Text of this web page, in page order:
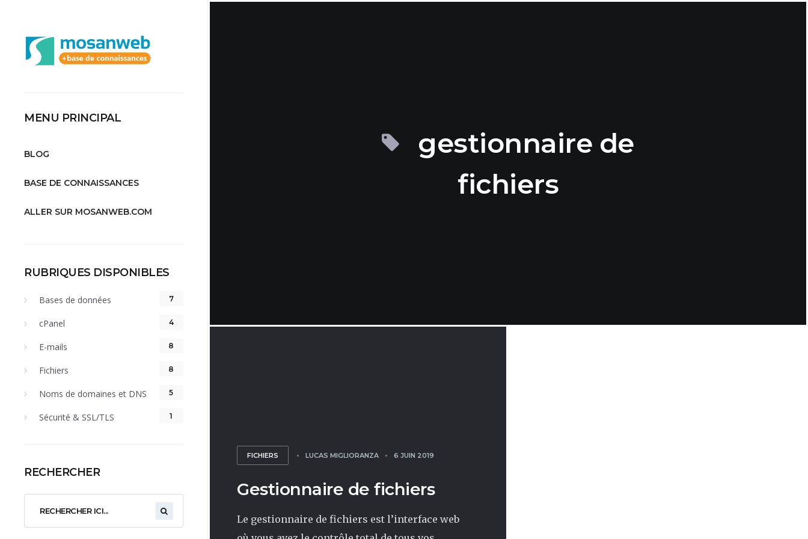
MENU PRINCIPAL
BLOG
BASE DE CONNAISSANCES
ALLER SUR MOSANWEB.COM
RUBRIQUES DISPONIBLES
Bases de données 7
cPanel 4
E-mails 8
Fichiers 8
Noms de domaines et DNS 5
Sécurité & SSL/TLS 1
RECHERCHER
gestionnaire de
fichiers
FICHIERS LUCAS MIGLIORANZA 6 JUIN 2019
Gestionnaire de fichiers
Le gestionnaire de fichiers est l’interface web